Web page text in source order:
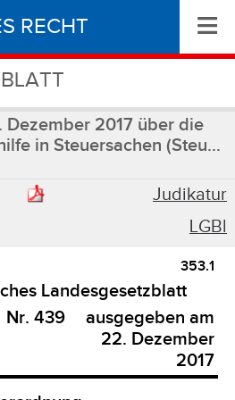
RECHT ≡
Dezember 2017 über die
in Steuersachen (Steu...
Judikatur
LGBl